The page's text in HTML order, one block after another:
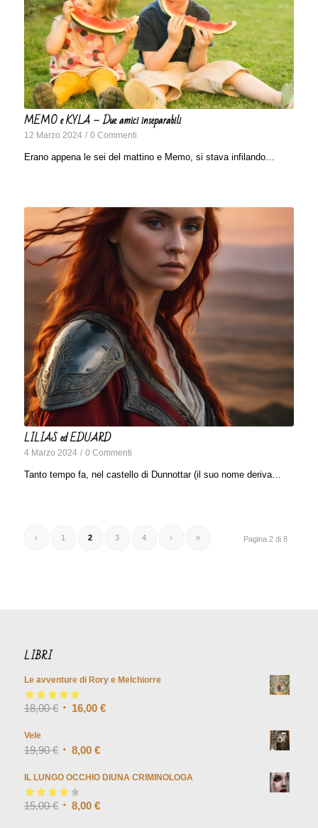
MEMO e KYLA – Due amici inseparabili
12 Marzo 2024 / 0 Commenti
Erano appena le sei del mattino e Memo, si stava infilando…
LILIAS ed EDUARD
4 Marzo 2024 / 0 Commenti
Tanto tempo fa, nel castello di Dunnottar (il suo nome deriva…
Pagina 2 di 8
‹ 1 2 3 4 › »
LIBRI
Le avventure di Rory e Melchiorre
Valutato5.00
su
18,00€ 16,00 €
Vele
19,90€ 8,00 €
IL LUNGO OCCHIO DIUNA CRIMINOLOGA
Valutato4.00
15,00€ 8,00 €